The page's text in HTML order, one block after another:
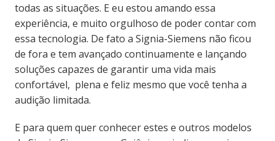
todas as situações. E eu estou amando essa
experiência, e muito orgulhoso de poder contar com
essa tecnologia. De fato a Signia-Siemens não ficou
de fora e tem avançado continuamente e lançando
soluções capazes de garantir uma vida mais
confortável, plena e feliz mesmo que você tenha a
audição limitada.
E para quem quer conhecer estes e outros modelos